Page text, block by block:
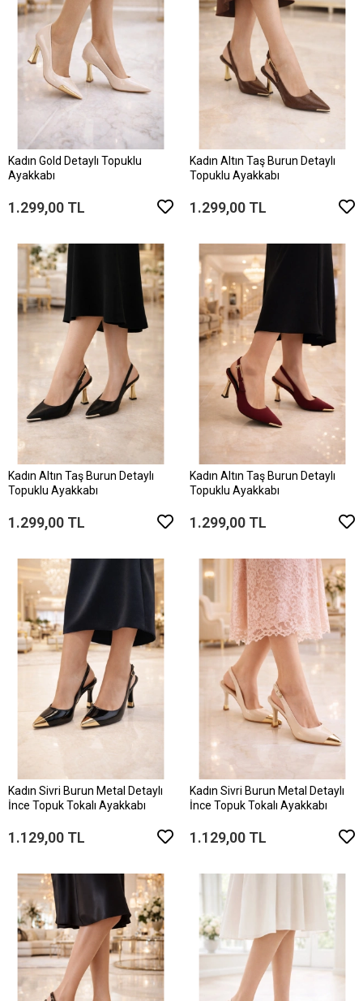
Kadın Gold Detaylı Topuklu
Ayakkabı
1.299,00 TL
Kadın Altın Taş Burun Detaylı
Topuklu Ayakkabı
1.299,00 TL
Kadın Altın Taş Burun Detaylı
Topuklu Ayakkabı
1.299,00 TL
Kadın Altın Taş Burun Detaylı
Topuklu Ayakkabı
1.299,00 TL
Kadın Sivri Burun Metal Detaylı
İnce Topuk Tokalı Ayakkabı
1.129,00 TL
Kadın Sivri Burun Metal Detaylı
İnce Topuk Tokalı Ayakkabı
1.129,00 TL